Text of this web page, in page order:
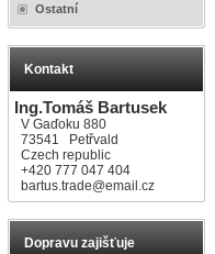
Ostatní
Kontakt
Ing.Tomáš Bartusek
V Gaďoku 880
73541 Petřvald
Czech republic
+420 777 047 404
bartus.trade@email.cz
Dopravu zajišťuje